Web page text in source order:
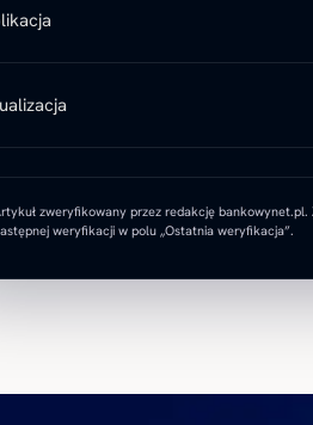
zweryfikowany przez redakcję bankowynet.pl.
weryfikacji w polu „Ostatnia weryfikacja”.